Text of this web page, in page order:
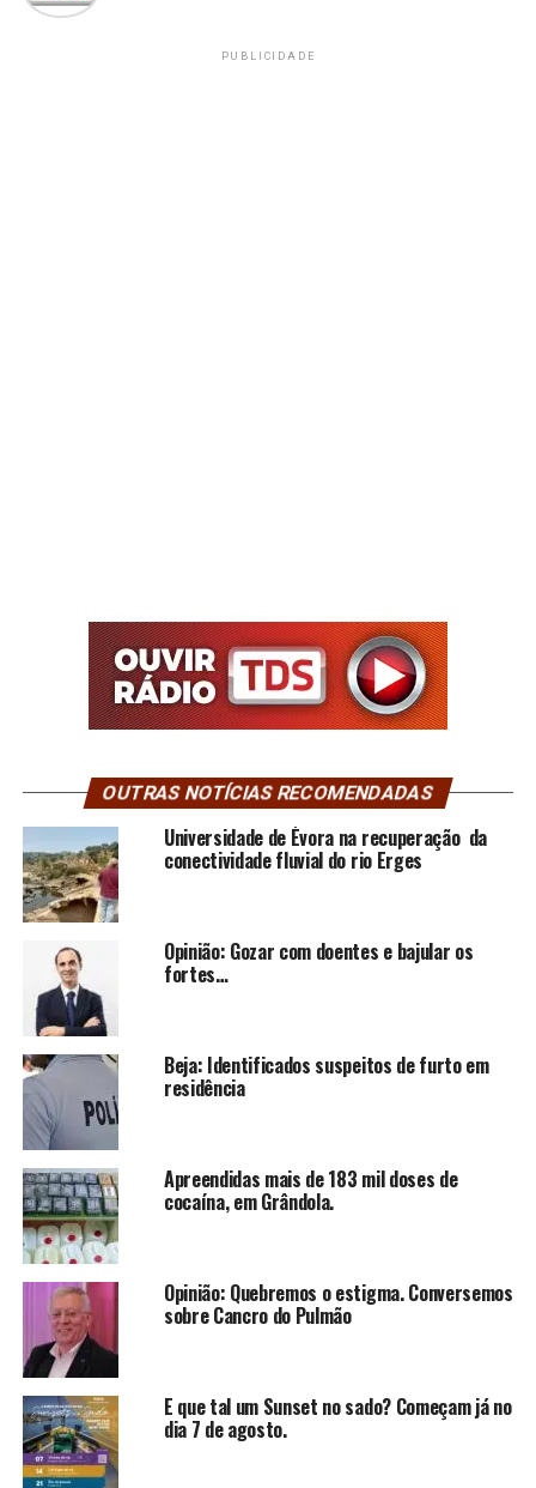
PUBLICIDADE
OUTRAS NOTÍCIAS RECOMENDADAS
Universidade de Évora na recuperação da
conectividade fluvial do rio Erges
Opinião: Gozar com doentes e bajular os
fortes…
Beja: Identificados suspeitos de furto em
residência
Apreendidas mais de 183 mil doses de
cocaína, em Grândola.
Opinião: Quebremos o estigma. Conversemos
sobre Cancro do Pulmão
E que tal um Sunset no sado? Começam já no
dia 7 de agosto.